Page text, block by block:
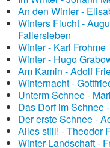
An den Winter -
Winters Flucht -
Fallersleben
Winter - Karl Frohme
Winter - Hugo
Am Kamin - Adolf
Winternacht -
Unterm Schnee -
Das Dorf im Schnee
Der erste Schnee -
Alles still! - Theodor
Winter-Landschaft -